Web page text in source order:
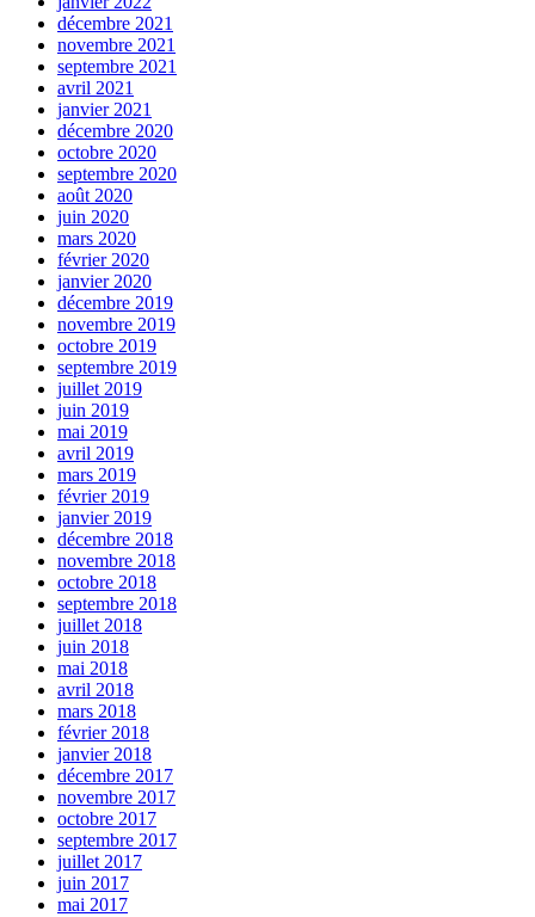
décembre 2021
novembre 2021
septembre 2021
avril 2021
janvier 2021
décembre 2020
octobre 2020
septembre 2020
août 2020
juin 2020
mars 2020
février 2020
janvier 2020
décembre 2019
novembre 2019
octobre 2019
septembre 2019
juillet 2019
juin 2019
mai 2019
avril 2019
mars 2019
février 2019
janvier 2019
décembre 2018
novembre 2018
octobre 2018
septembre 2018
juillet 2018
juin 2018
mai 2018
avril 2018
mars 2018
février 2018
janvier 2018
décembre 2017
novembre 2017
octobre 2017
septembre 2017
juillet 2017
juin 2017
mai 2017